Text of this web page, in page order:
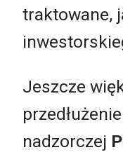
traktowane,
Jeszcze
nadzorczej